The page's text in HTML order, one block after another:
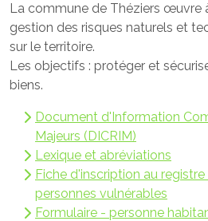
La commune de Théziers œuvre
gestion des risques naturels et
sur le territoire.
Les objectifs : protéger et
biens.
Document d'Information
Majeurs (DICRIM)
Lexique et abréviations
Fiche d'inscription au
personnes vulnérables
Formulaire - personne